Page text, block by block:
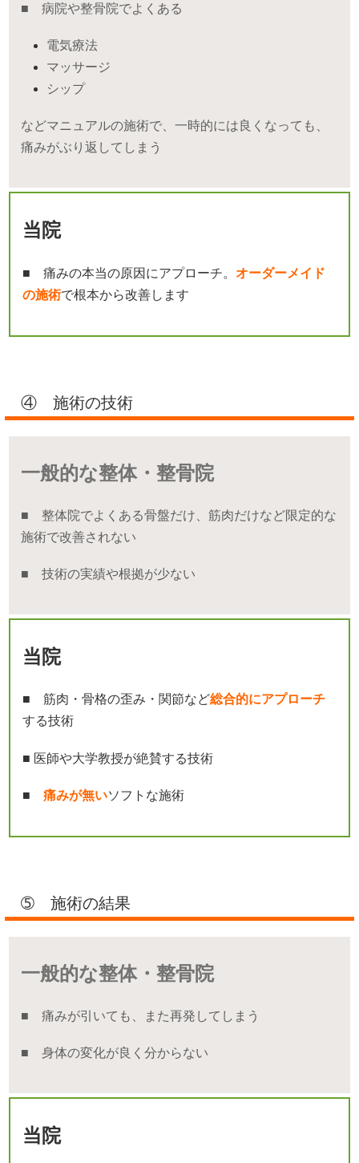
■ 病院や整骨院でよくある
電気療法
マッサージ
シップ
などマニュアルの施術で、一時的には良くなっても、
痛みがぶり返してしまう
当院
■ 痛みの本当の原因にアプローチ。 オーダーメイド
の施術で根本から改善します
④ 施術の技術
一般的な整体・整骨院
■ 整体院でよくある骨盤だけ、筋肉だけなど限定的な
施術で改善されない
■ 技術の実績や根拠が少ない
当院
■ 筋肉・骨格の歪み・関節など総合的にアプローチ
する技術
■ 医師や大学教授が絶賛する技術
■ 痛みが無いソフトな施術
➄ 施術の結果
一般的な整体・整骨院
■ 痛みが引いても、また再発してしまう
■ 身体の変化が良く分からない
当院